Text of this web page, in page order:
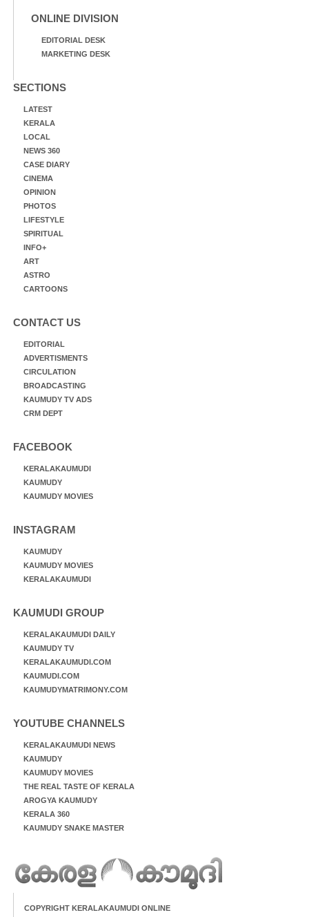
ONLINE DIVISION
EDITORIAL DESK
MARKETING DESK
SECTIONS
LATEST
KERALA
LOCAL
NEWS 360
CASE DIARY
CINEMA
OPINION
PHOTOS
LIFESTYLE
SPIRITUAL
INFO+
ART
ASTRO
CARTOONS
CONTACT US
EDITORIAL
ADVERTISMENTS
CIRCULATION
BROADCASTING
KAUMUDY TV ADS
CRM DEPT
FACEBOOK
KERALAKAUMUDI
KAUMUDY
KAUMUDY MOVIES
INSTAGRAM
KAUMUDY
KAUMUDY MOVIES
KERALAKAUMUDI
KAUMUDI GROUP
KERALAKAUMUDI DAILY
KAUMUDY TV
KERALAKAUMUDI.COM
KAUMUDI.COM
KAUMUDYMATRIMONY.COM
YOUTUBE CHANNELS
KERALAKAUMUDI NEWS
KAUMUDY
KAUMUDY MOVIES
THE REAL TASTE OF KERALA
AROGYA KAUMUDY
KERALA 360
KAUMUDY SNAKE MASTER
COPYRIGHT KERALAKAUMUDI ONLINE